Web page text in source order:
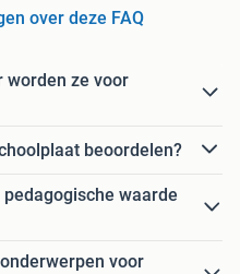
over deze FAQ
worden ze voor
beoordelen?
waarde
voor